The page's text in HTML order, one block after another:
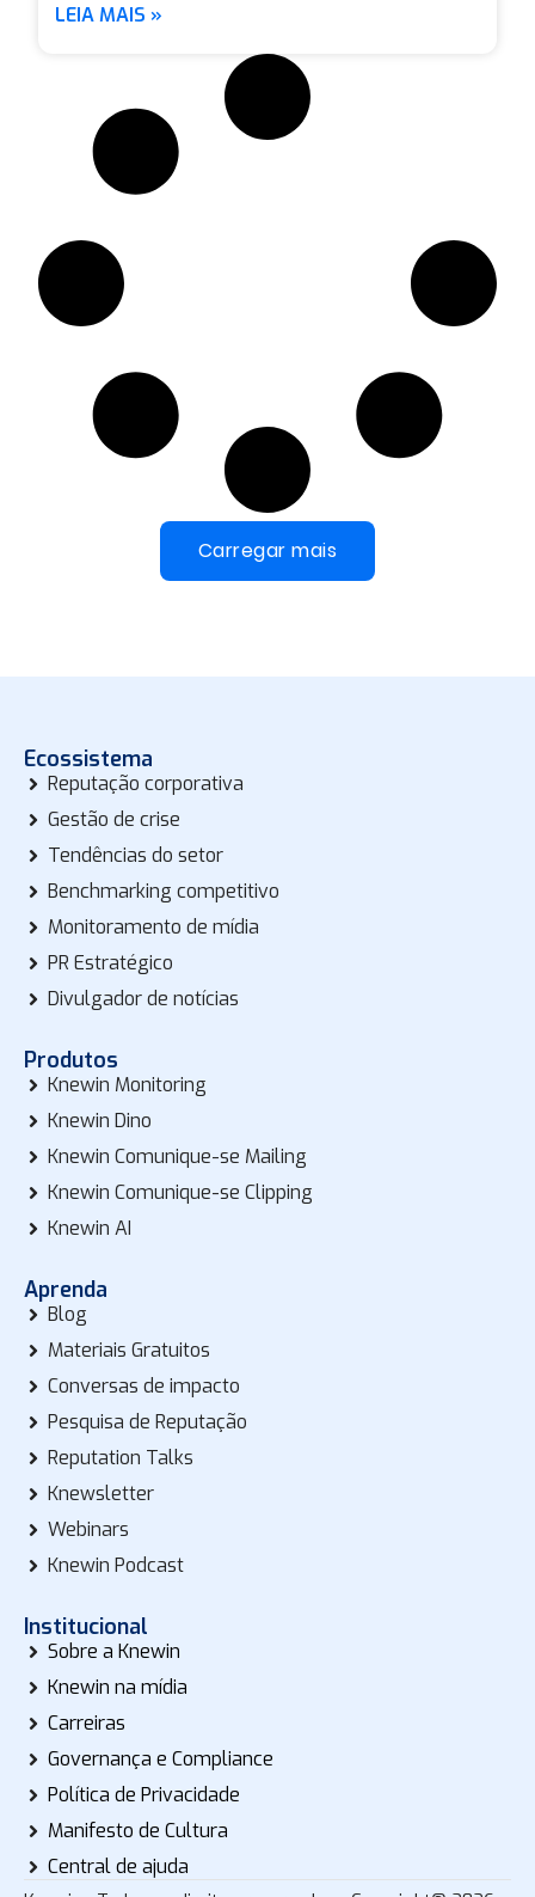
LEIA MAIS »
Carregar mais
Ecossistema
Reputação corporativa
Gestão de crise
Tendências do setor
Benchmarking competitivo
Monitoramento de mídia
PR Estratégico
Divulgador de notícias
Produtos
Knewin Monitoring
Knewin Dino
Knewin Comunique-se Mailing
Knewin Comunique-se Clipping
Knewin AI
Aprenda
Blog
Materiais Gratuitos
Conversas de impacto
Pesquisa de Reputação
Reputation Talks
Knewsletter
Webinars
Knewin Podcast
Institucional
Sobre a Knewin
Knewin na mídia
Carreiras
Governança e Compliance
Política de Privacidade
Manifesto de Cultura
Central de ajuda